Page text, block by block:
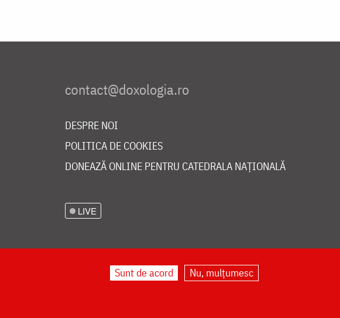
DESPRE NOI
POLITICA DE COOKIES
DONEAZĂ ONLINE PENTRU CATEDRALA NAȚIONALĂ
LIVE
Sunt de acord Nu, mulțumesc